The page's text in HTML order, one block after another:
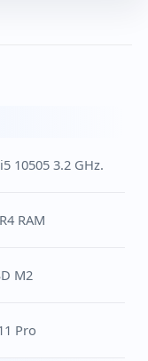
10505 3.2 GHz.
RAM
M2
Pro